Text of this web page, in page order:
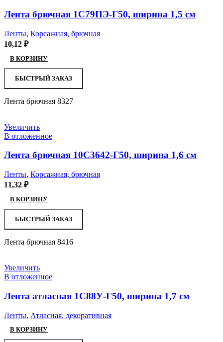
Лента брючная 1С79ПЭ-Г50, ширина 1,5 см
Ленты, Корсажная, брючная
10,12 ₽
В КОРЗИНУ
БЫСТРЫЙ ЗАКАЗ
Лента брючная 8327
Увеличить
В отложенное
Лента брючная 10С3642-Г50, ширина 1,6 см
Ленты, Корсажная, брючная
11,32 ₽
В КОРЗИНУ
БЫСТРЫЙ ЗАКАЗ
Лента брючная 8416
Увеличить
В отложенное
Лента атласная 1С88У-Г50, ширина 1,7 см
Ленты, Атласная, декоративная
В КОРЗИНУ